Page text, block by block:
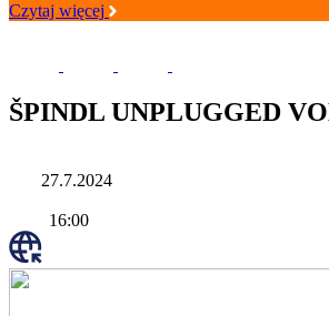
Czytaj więcej
ŠPINDL UNPLUGGED
27.7.2024
16:00